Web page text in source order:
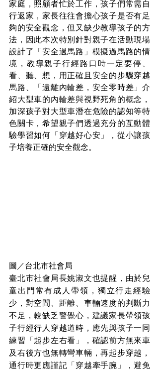
家庭，照顧者忙於工作，孩子們常需自
行返家，家長往往會擔心孩子是否有足
夠的安全觀念，但又缺少教導孩子的方
法，因此本次特別針對親子在活動現場
設計了「安全過馬路」模擬過馬路的情
境，教導親子行經路口時一定要停、
看、聽、想，用正確且安全的步驟穿越
馬路、「遠離內輪差，安全零時差」介
紹大型車的內輪差與視野死角的概念，
加深孩子對大型車潛在危險的認知等特
色關卡，希望親子們透過充分的互動體
驗學習如何「穿越好心安」，從小讓孩
子培養正確的安全觀念。
圖／台北市社會局
臺北市社會局長姚淑文也提醒，由於兒
童出門常有成人帶領，獨立行走經驗
少，對空間、距離、車輛速度的判斷力
不足，較缺乏警覺心，建議家長帶領孩
子行經行人穿越道時，應先與孩子一同
練習「起步左右看」，確認前方無來車
及右後方也無轉彎車輛，再起步穿越，
通行時更應謹記「穿越牽手腕」，避免